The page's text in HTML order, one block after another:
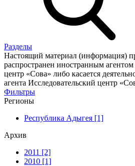
Разделы
Настоящий материал (информация)
распространен иностранным
центр «Сова» либо касается
агента Исследовательский центр
Фильтры
Регионы
Республика Адыгея [1]
Архив
2011 [2]
2010 [1]